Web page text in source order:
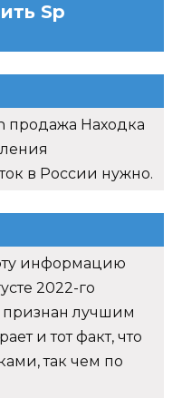
Sp
продажа Находка
в России нужно.
информацию
2022-го
признан лучшим
и тот факт, что
так чем по